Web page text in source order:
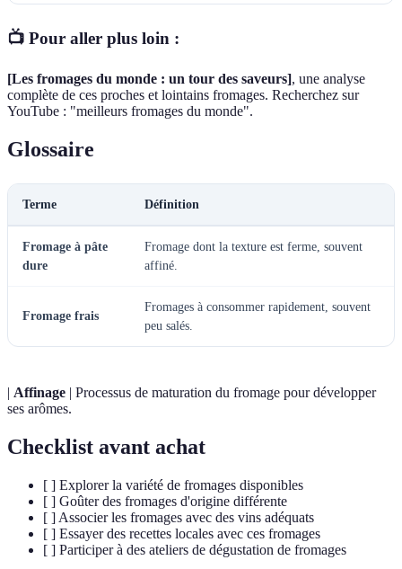
📺 Pour aller plus loin :
[Les fromages du monde : un tour des saveurs], une analyse
complète de ces proches et lointains fromages. Recherchez sur
YouTube : "meilleurs fromages du monde".
Glossaire
Terme Définition
Fromage à pâte
dure
Fromage dont la texture est ferme, souvent
affiné.
Fromage frais
Fromages à consommer rapidement, souvent
peu salés.
| Affinage | Processus de maturation du fromage pour développer
ses arômes.
Checklist avant achat
[ ] Explorer la variété de fromages disponibles
[ ] Goûter des fromages d'origine différente
[ ] Associer les fromages avec des vins adéquats
[ ] Essayer des recettes locales avec ces fromages
[ ] Participer à des ateliers de dégustation de fromages